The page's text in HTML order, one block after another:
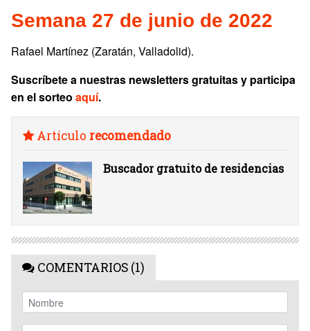
Semana 27 de junio de 2022
Rafael Martínez (Zaratán, Valladolid).
Suscríbete a nuestras newsletters gratuitas y participa
en el sorteo aquí.
Artículo recomendado
Buscador gratuito de residencias
COMENTARIOS (1)